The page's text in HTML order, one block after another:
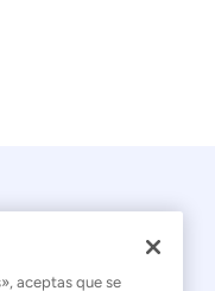
aceptas que se